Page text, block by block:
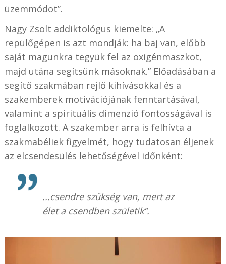
üzemmódot”.
Nagy Zsolt addiktológus kiemelte: „A
repülőgépen is azt mondják: ha baj van, előbb
saját magunkra tegyük fel az oxigénmaszkot,
majd utána segítsünk másoknak.” Előadásában a
segítő szakmában rejlő kihívásokkal és a
szakemberek motivációjának fenntartásával,
valamint a spirituális dimenzió fontosságával is
foglalkozott. A szakember arra is felhívta a
szakmabéliek figyelmét, hogy tudatosan éljenek
az elcsendesülés lehetőségével időnként:
...csendre szükség van, mert az
élet a csendben születik”.